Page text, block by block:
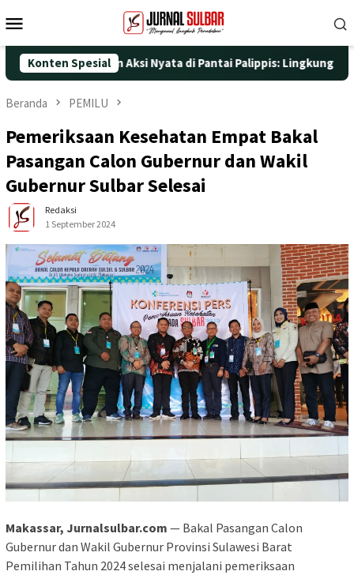
ke
Mobile
Konten Spesial
25 dengan Aksi Nyata di Pantai Palippis: Lingkungan dan
Beranda PEMILU
Pemeriksaan Kesehatan Empat Bakal
Pasangan Calon Gubernur dan Wakil
Gubernur Sulbar Selesai
Redaksi
1 September 2024
Makassar, Jurnalsulbar.com — Bakal Pasangan Calon
Gubernur dan Wakil Gubernur Provinsi Sulawesi Barat
Pemilihan Tahun 2024 selesai menjalani pemeriksaan